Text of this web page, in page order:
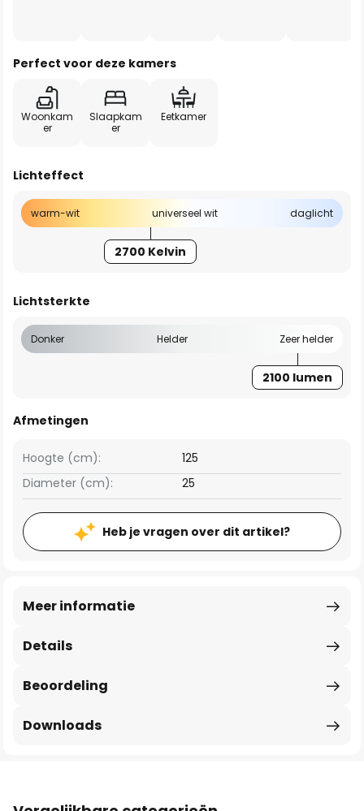
Perfect voor deze kamers
Woonkam
er
Slaapkam
er
Eetkamer
Lichteffect
warm-wit universeel wit daglicht
2700 Kelvin
Lichtsterkte
Donker Helder Zeer helder
2100 lumen
Afmetingen
Hoogte (cm):
125
Diameter (cm):
25
Heb je vragen over dit artikel?
Details
Meer informatie
Beoordeling
Downloads